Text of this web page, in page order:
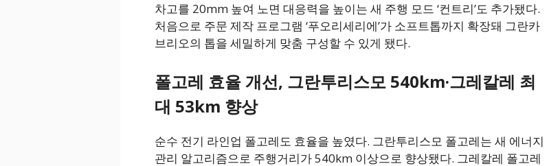
차고를 20mm 높여 노면 대응력을 높이는 새 주행 모드 ‘컨트리’도 추가됐다.
처음으로 주문 제작 프로그램 ‘푸오리세리에’가 소프트톱까지 확장돼 그란카
브리오의 톱을 세밀하게 맞춤 구성할 수 있게 됐다.
폴고레 효율 개선, 그란투리스모 540km·그레칼레 최
대 53km 향상
순수 전기 라인업 폴고레도 효율을 높였다. 그란투리스모 폴고레는 새 에너지
관리 알고리즘으로 주행거리가 540km 이상으로 향상됐다. 그레칼레 폴고레